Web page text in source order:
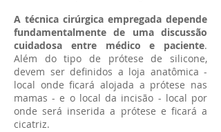
A técnica cirúrgica empregada depende
fundamentalmente de uma discussão
cuidadosa entre médico e paciente.
Além do tipo de prótese de silicone,
devem ser definidos a loja anatômica -
local onde ficará alojada a prótese nas
mamas - e o local da incisão - local por
onde será inserida a prótese e ficará a
cicatriz.